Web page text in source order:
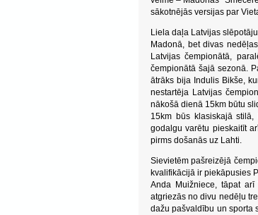
sākotnējās versijas par
Liela daļa Latvijas
Madonā, bet divas
Latvijas čempionātā,
čempionātā šajā sezonā.
ātrāks bija Indulis Bikše,
nestartēja Latvijas
nākošā dienā 15km būtu
15km būs klasiskajā
godalgu varētu pieskaitīt
pirms došanās uz Lahti.
Sievietēm pašreizējā
kvalifikācijā ir piekāpusies
Anda Muižniece, tāpat
atgriezās no divu nedēļu
dažu pašvaldību un sporta